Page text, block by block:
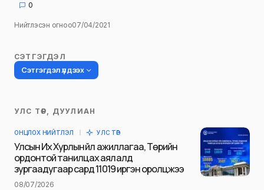
0
Нийтлэсэн огноо07/04/2021
СЭТГЭГДЭЛ
Сэтгэгдэл үлдээх
Таны имэйл хаягийг нийтлэхгүй.
тэмдэглэсэн
Name
УЛС ТӨР, ДУУЛИАН
ОНЦЛОХ НИЙТЛЭЛ УЛС ТӨР
Улсын Их Хурлын үйл ажиллагаа, Төрийн
ордонтой танилцах аялалд
зургаадугаар сард 11019 иргэн оролцжээ
08/07/2026